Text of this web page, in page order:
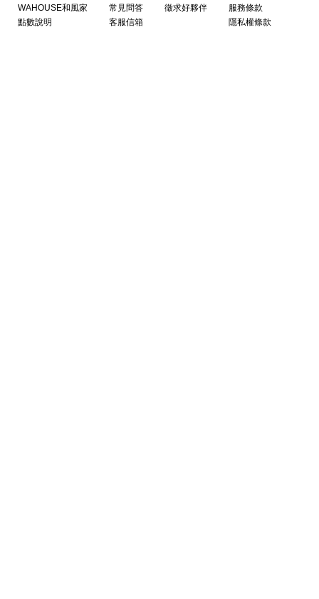
WAHOUSE和風家
點數說明
常見問答
客服信箱
徵求好夥伴
服務條款
隱私權條款